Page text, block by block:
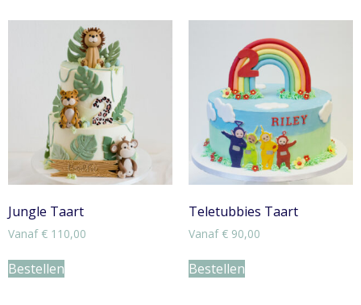
Jungle Taart
Vanaf € 110,00
Bestellen
Teletubbies Taart
Vanaf € 90,00
Bestellen